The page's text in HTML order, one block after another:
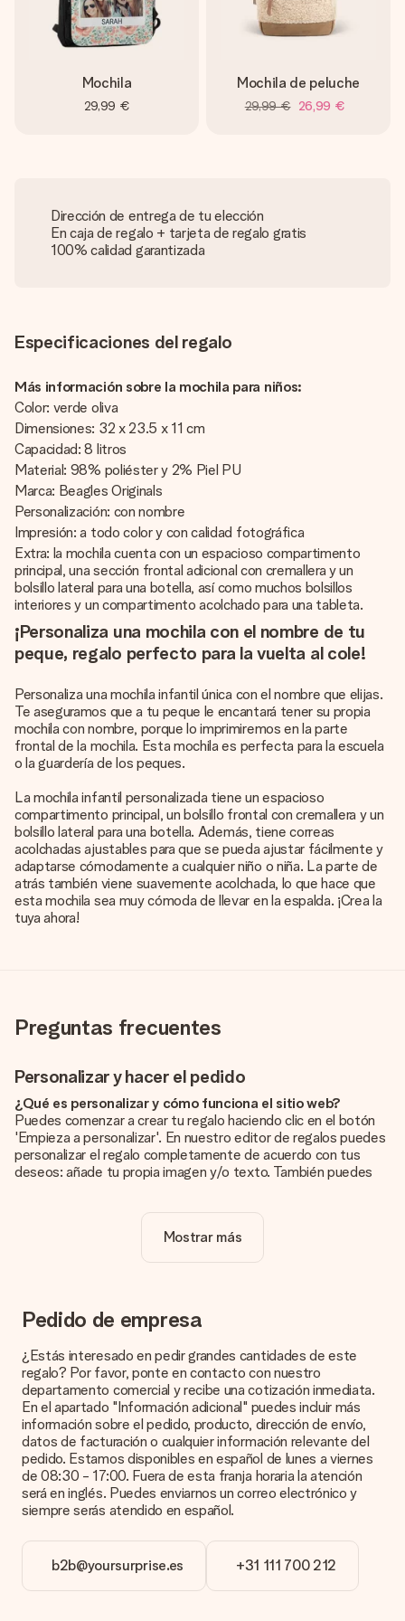
Mochila
29,99 €
Mochila de peluche
29,99 € 26,99 €
Dirección de entrega de tu elección
En caja de regalo + tarjeta de regalo gratis
100% calidad garantizada
Especificaciones del regalo
Más información sobre la mochila para niños:
Color: verde oliva
Dimensiones: 32 x 23.5 x 11 cm
Capacidad: 8 litros
Material: 98% poliéster y 2% Piel PU
Marca: Beagles Originals
Personalización: con nombre
Impresión: a todo color y con calidad fotográfica
Extra: la mochila cuenta con un espacioso compartimento
principal, una sección frontal adicional con cremallera y un
bolsillo lateral para una botella, así como muchos bolsillos
interiores y un compartimento acolchado para una tableta.
¡Personaliza una mochila con el nombre de tu
peque, regalo perfecto para la vuelta al cole!
Personaliza una mochila infantil única con el nombre que elijas.
Te aseguramos que a tu peque le encantará tener su propia
mochila con nombre, porque lo imprimiremos en la parte
frontal de la mochila. Esta mochila es perfecta para la escuela
o la guardería de los peques.
La mochila infantil personalizada tiene un espacioso
compartimento principal, un bolsillo frontal con cremallera y un
bolsillo lateral para una botella. Además, tiene correas
acolchadas ajustables para que se pueda ajustar fácilmente y
adaptarse cómodamente a cualquier niño o niña. La parte de
atrás también viene suavemente acolchada, lo que hace que
esta mochila sea muy cómoda de llevar en la espalda. ¡Crea la
tuya ahora!
Preguntas frecuentes
Personalizar y hacer el pedido
¿Qué es personalizar y cómo funciona el sitio web?
Puedes comenzar a crear tu regalo haciendo clic en el botón
'Empieza a personalizar'. En nuestro editor de regalos puedes
personalizar el regalo completamente de acuerdo con tus
deseos: añade tu propia imagen y/o texto. También puedes
¿La personalización está incluida en el precio?
El precio que se muestra en el sitio web incluye la
¿Cómo puedo saber si mi imagen tiene la calidad
adecuada?
satisfecho con tu regalo. Por eso es importante utilizar fotos
de alta calidad. Si no estás seguro de la calidad de la imagen,
ponte en contacto con nuestro equipo de atención al cliente e
incluye la foto junto con el regalo que te interesa encargar.
Ellos podrán comprobar la calidad por ti.
¿Qué formatos puedo cargar?
Puedes carga archivos JPG y PNG en nuestro editor. ¿Es
esto demasiado técnico o tienes una imagen de un formato
diferente que te gustaría usar? Ponte en contacto con
encantados de ayudarte para que puedas crear el regalo que
deseas!
Mostrar más
Pedido de empresa
¿Estás interesado en pedir grandes cantidades de este
regalo? Por favor, ponte en contacto con nuestro
departamento comercial y recibe una cotización inmediata.
En el apartado "Información adicional" puedes incluir más
información sobre el pedido, producto, dirección de envío,
datos de facturación o cualquier información relevante del
pedido. Estamos disponibles en español de lunes a viernes
de 08:30 - 17:00. Fuera de esta franja horaria la atención
será en inglés. Puedes enviarnos un correo electrónico y
siempre serás atendido en español.
b2b@yoursurprise.es +31 111 700 212